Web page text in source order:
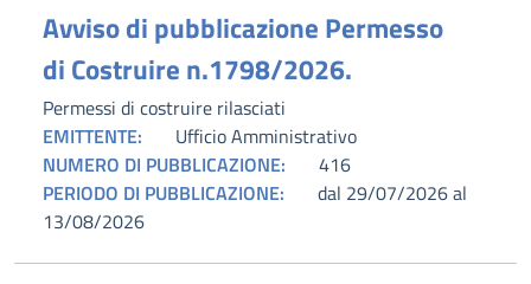
Avviso di pubblicazione Permesso
di Costruire n.1798/2026.
Permessi di costruire rilasciati
EMITTENTE:
Ufficio Amministrativo
NUMERO DI PUBBLICAZIONE:
416
PERIODO DI PUBBLICAZIONE:
dal 29/07/2026 al
13/08/2026